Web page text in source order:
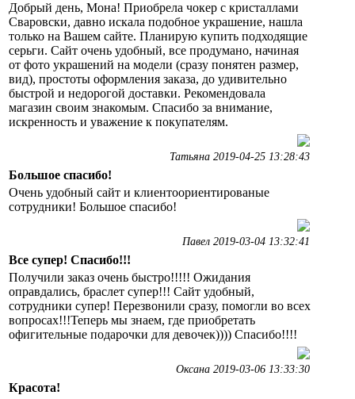
Добрый день, Мона! Приобрела чокер с кристаллами
Сваровски, давно искала подобное украшение, нашла
только на Вашем сайте. Планирую купить подходящие
серьги. Сайт очень удобный, все продумано, начиная
от фото украшений на модели (сразу понятен размер,
вид), простоты оформления заказа, до удивительно
быстрой и недорогой доставки. Рекомендовала
магазин своим знакомым. Спасибо за внимание,
искренность и уважение к покупателям.
Татьяна 2019-04-25 13:28:43
Большое спасибо!
Очень удобный сайт и клиентоориентированые
сотрудники! Большое спасибо!
Павел 2019-03-04 13:32:41
Все супер! Спасибо!!!
Получили заказ очень быстро!!!!! Ожидания
оправдались, браслет супер!!! Сайт удобный,
сотрудники супер! Перезвонили сразу, помогли во всех
вопросах!!!Теперь мы знаем, где приобретать
офигительные подарочки для девочек)))) Спасибо!!!!
Оксана 2019-03-06 13:33:30
Красота!